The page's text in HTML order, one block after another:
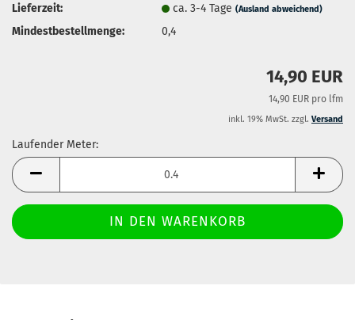
Lieferzeit:
ca. 3-4 Tage(Ausland abweichend)
Mindestbestellmenge: 0,4
14,90 EUR
14,90 EUR pro lfm
inkl. 19% MwSt. zzgl. Versand
Laufender Meter:
Laufender
Meter